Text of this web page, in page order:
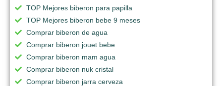
TOP Mejores biberon para papilla
TOP Mejores biberon bebe 9 meses
Comprar biberon de agua
Comprar biberon jouet bebe
Comprar biberon mam agua
Comprar biberon nuk cristal
Comprar biberon jarra cerveza